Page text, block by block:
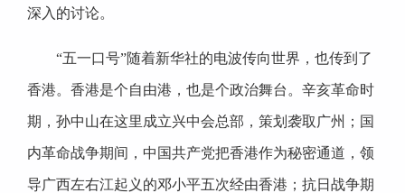
深入的讨论。
“五一口号”随着新华社的电波传向世界，也传到了
香港。香港是个自由港，也是个政治舞台。辛亥革命时
期，孙中山在这里成立兴中会总部，策划袭取广州；国
内革命战争期间，中国共产党把香港作为秘密通道，领
导广西左右江起义的邓小平五次经由香港；抗日战争期